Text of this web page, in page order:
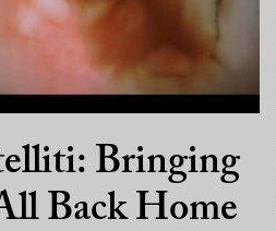
Bringing
Back Home